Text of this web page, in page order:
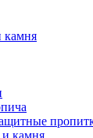
камня
камня